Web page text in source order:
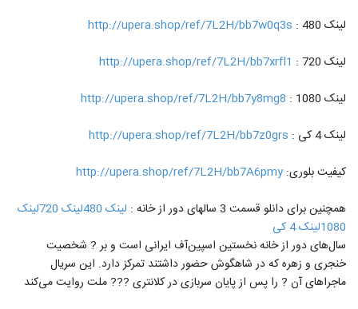
لینک 480 :
http://upera.shop/ref/7L2H/bb7w0q3s
لینک 720 :
http://upera.shop/ref/7L2H/bb7xrfl1
لینک 1080 :
http://upera.shop/ref/7L2H/bb7y8mg8
لینک 4 کی :
http://upera.shop/ref/7L2H/bb7z0grs
کیفیت بلوری: http://upera.shop/ref/7L2H/bb7A6pmy
همچنین برای دانلو قسمت 3 سالهای دور از خانه :
لینک 480 لینک 720
لینک
1080لینک 4 کی
سال‌های دور از خانه نخستین اسپین‌آف‌ ایرانی است و بر ? شخصیت
خنجری و زهره که در شاهگوش حضور داشتند تمرکز دارد. این سریال
ماجراهای آن ? را پس از پایان سربازی در کلانتری ??? ملت روایت می‌کند